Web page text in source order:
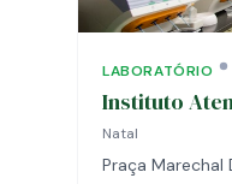
LABORATÓRIO
Instituto
Natal
Praça Marechal